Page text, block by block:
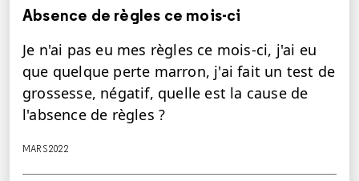
Absence de règles ce mois-ci
Je n'ai pas eu mes règles ce mois-ci, j'ai eu
que quelque perte marron, j'ai fait un test de
grossesse, négatif, quelle est la cause de
l'absence de règles ?
MARS 2022